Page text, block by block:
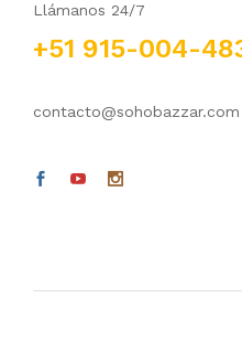
Llámanos 24/7
+51 915-004-
contacto@sohobazzar.com